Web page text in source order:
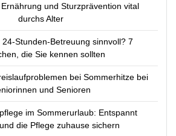
und Sturzprävention vital
durchs Alter
24-Stunden-Betreuung sinnvoll? 7
die Sie kennen sollten
bei Sommerhitze bei
und Senioren
im Sommerurlaub: Entspannt
die Pflege zuhause sichern